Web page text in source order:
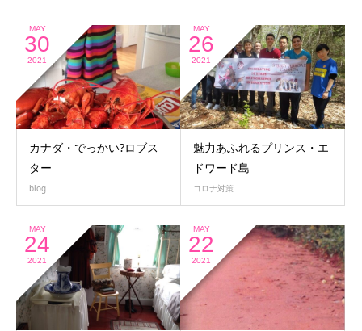
MAY
30
2021
カナダ・でっかい?ロブス
ター
blog
MAY
26
2021
魅力あふれるプリンス・エ
ドワード島
コロナ対策
MAY
24
2021
MAY
22
2021